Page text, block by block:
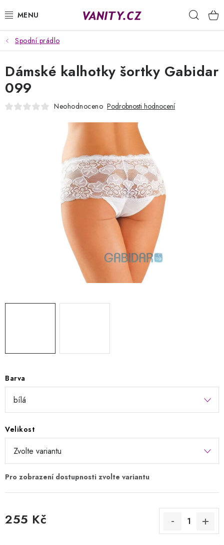
na
KABELKY
SPODNÍ PRÁDLO
PUNČOCHY
Jak nakupovat
Obchodní podmínky
Podmínky ochrany osobních údajů
Napište nám
Reklamace a vrácení zboží
Spodní prádlo
Barva
Velikost
255 Kč
Dámské kalhotky šortky Gabidar
099
Neohodnoceno Podrobnosti hodnocení